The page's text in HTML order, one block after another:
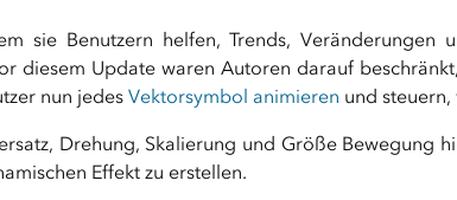
sie Benutzern helfen, Trends, Veränderungen
diesem Update waren Autoren darauf
nun jedes Vektorsymbol animieren und steuern,
Drehung, Skalierung und Größe Bewegung
Effekt zu erstellen.